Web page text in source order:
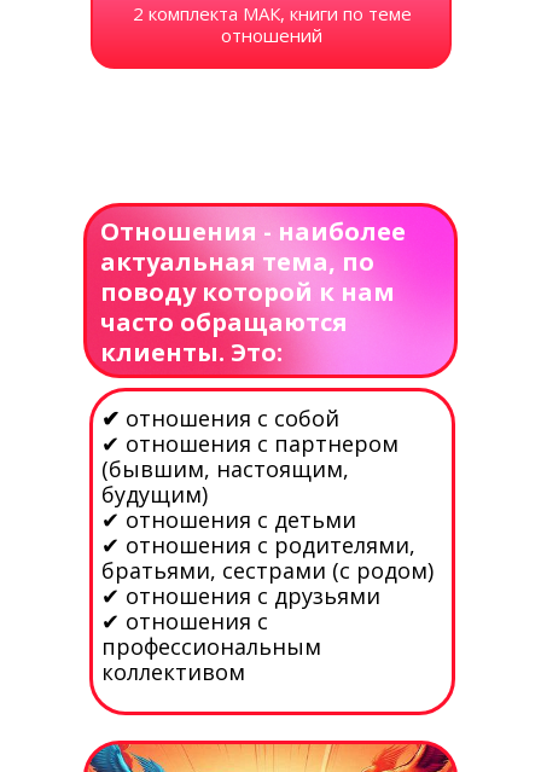
2 комплекта МАК, книги по теме
отношений
✔ отношения с собой
✔ отношения с партнером
(бывшим, настоящим,
будущим)
✔ отношения с детьми
✔ отношения с родителями,
братьями, сестрами (с родом)
✔ отношения с друзьями
✔ отношения с
профессиональным
коллективом
Отношения - наиболее
актуальная тема, по
поводу которой к нам
часто обращаются
клиенты. Это: